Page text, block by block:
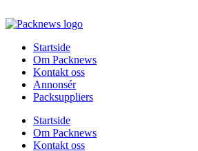
to
Startside
Om Packnews
Kontakt oss
Annonsér
Packsuppliers
Startside
Om Packnews
Kontakt oss